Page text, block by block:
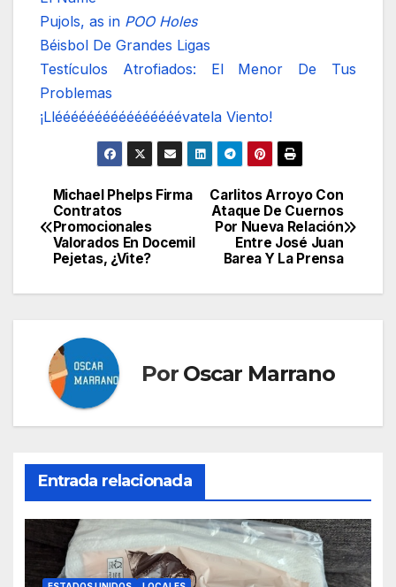
Pujols, as in POO Holes
Béisbol De Grandes Ligas
Testículos Atrofiados: El Menor De Tus
Problemas
¡Lléééééééééééééééévatela Viento!
Navegación
de
entradas
Carlitos Arroyo Con
Ataque De Cuernos
Por Nueva Relación
Entre José Juan
Barea Y La Prensa
Michael Phelps Firma
Contratos
Promocionales
Valorados En Docemil
Pejetas, ¿Vite?
Por Oscar Marrano
Entrada relacionada